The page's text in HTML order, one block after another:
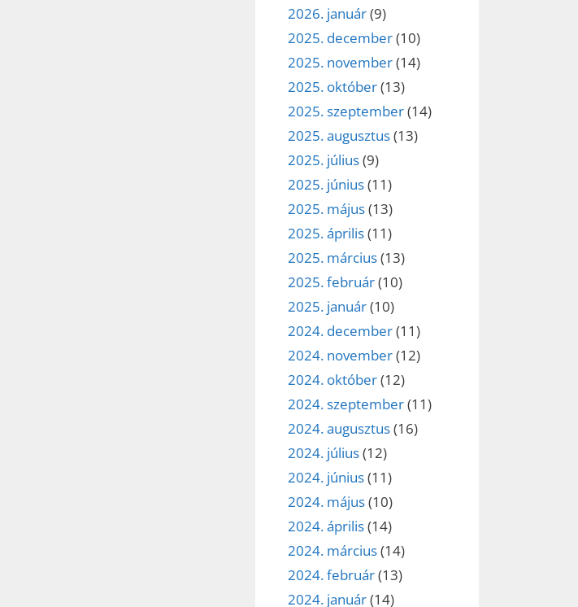
2026. január(9)
2025. december(10)
2025. november(14)
2025. október(13)
2025. szeptember(14)
2025. augusztus(13)
2025. július(9)
2025. június(11)
2025. május(13)
2025. április(11)
2025. március(13)
2025. február(10)
2025. január(10)
2024. december(11)
2024. november(12)
2024. október(12)
2024. szeptember(11)
2024. augusztus(16)
2024. július(12)
2024. június(11)
2024. május(10)
2024. április(14)
2024. március(14)
2024. február(13)
2024. január(14)